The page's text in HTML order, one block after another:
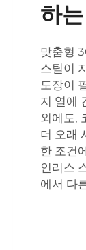
하
맞춤형
스틸이
도장이
지 열에
외에도,
더 오래
한 조건
인리스
에서 다